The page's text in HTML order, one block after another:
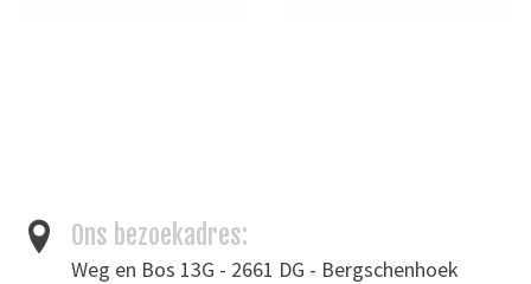
Ons bezoekadres:
Weg en Bos 13G - 2661 DG - Bergschenhoek